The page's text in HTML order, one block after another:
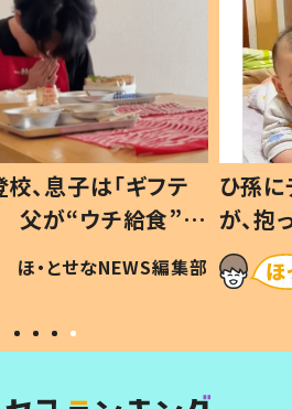
、息子は「ギフテ
父が“ウチ給食”を
由とは #令和の親
ほ・とせなNEWS編集部
ひ孫
が、
「涙が
い」